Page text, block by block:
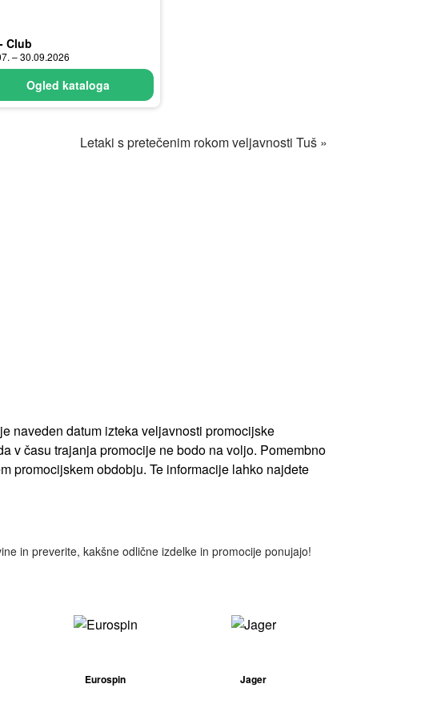
Club
– 30.09.2026
Ogled kataloga
Letaki s pretečenim rokom veljavnosti Tuš »
naveden datum izteka veljavnosti promocijske
v času trajanja promocije ne bodo na voljo. Pomembno
promocijskem obdobju. Te informacije lahko najdete
in preverite, kakšne odlične izdelke in promocije ponujajo!
Eurospin Jager